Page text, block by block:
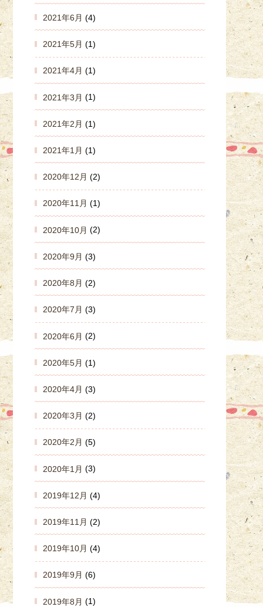
2021年6月 (4)
2021年5月 (1)
2021年4月 (1)
2021年3月 (1)
2021年2月 (1)
2021年1月 (1)
2020年12月 (2)
2020年11月 (1)
2020年10月 (2)
2020年9月 (3)
2020年8月 (2)
2020年7月 (3)
2020年6月 (2)
2020年5月 (1)
2020年4月 (3)
2020年3月 (2)
2020年2月 (5)
2020年1月 (3)
2019年12月 (4)
2019年11月 (2)
2019年10月 (4)
2019年9月 (6)
2019年8月 (1)